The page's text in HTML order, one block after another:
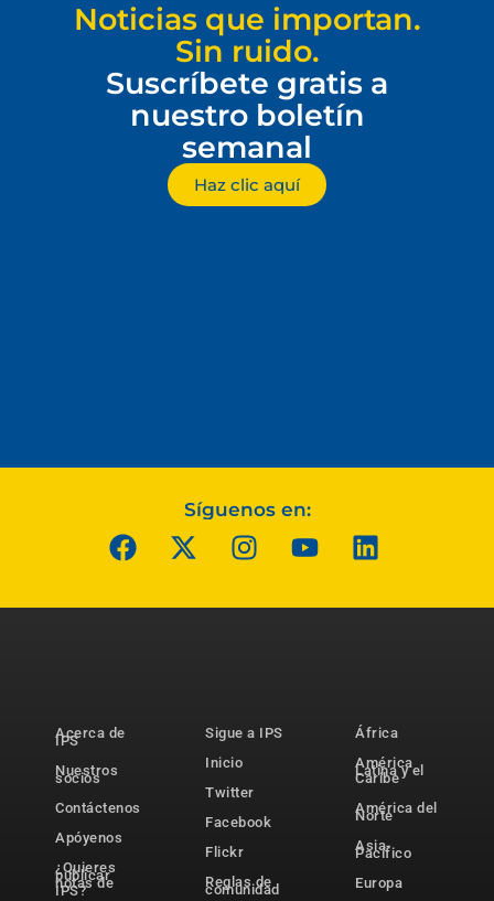
Noticias que importan.
Sin ruido.
Suscríbete gratis a
nuestro boletín
semanal
Haz clic aquí
Síguenos en:
Acerca de
IPS
Nuestros
socios
Contáctenos
Apóyenos
¿Quieres
publicar
notas de
IPS?
Sigue a IPS
Inicio
Twitter
Facebook
Flickr
Reglas de
comunidad
África
América
Latina y el
Caribe
América del
Norte
Asia-
Pacífico
Europa